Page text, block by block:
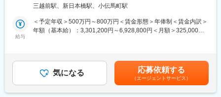
き、キャリアアップにつながります。
■出向先について：母子モ株式会社
「ICTの活用により“不安や負担”を軽減し “安心で簡便”な子育て
運営サービスである、母子手帳アプリ「母子モ」は
2026年1月現在1741自治体中、800以上の自治体で採用されてお
り、業界内において圧倒的トップクラスのシェアを誇っていま
す。
QUOカードPayや関連システムの開発担当の募集です。
内製化が完了し、加盟店数、アプリ会員数ともに好調に推移する
中で、今後もユーザーのニーズに応えられるよう機能追加や改善
・QUOカードPayシステム、またその関連システムの設計・実装
・新規開発
トワーク含む）
三越前駅、新日本橋駅、小伝馬町駅
給与
＜予定年収＞500万円～800万円＜賃金形態＞年俸制＜賃金内訳＞
年額（基本給）：3,301,200円～6,928,800円＜月額＞325,000円
49,900円～88,600円を支給※裁量労働制のため固定残業時間を超
過した分の追加支給はありません。※休日・深夜手当：土日や夜間
に勤務が発生した場合は、別途手当を支給します。賃金はあくま
でも目安の金額であり、選考を通じて上下する可能性がありま
気になる 応募依頼する
（エージェントサービス）